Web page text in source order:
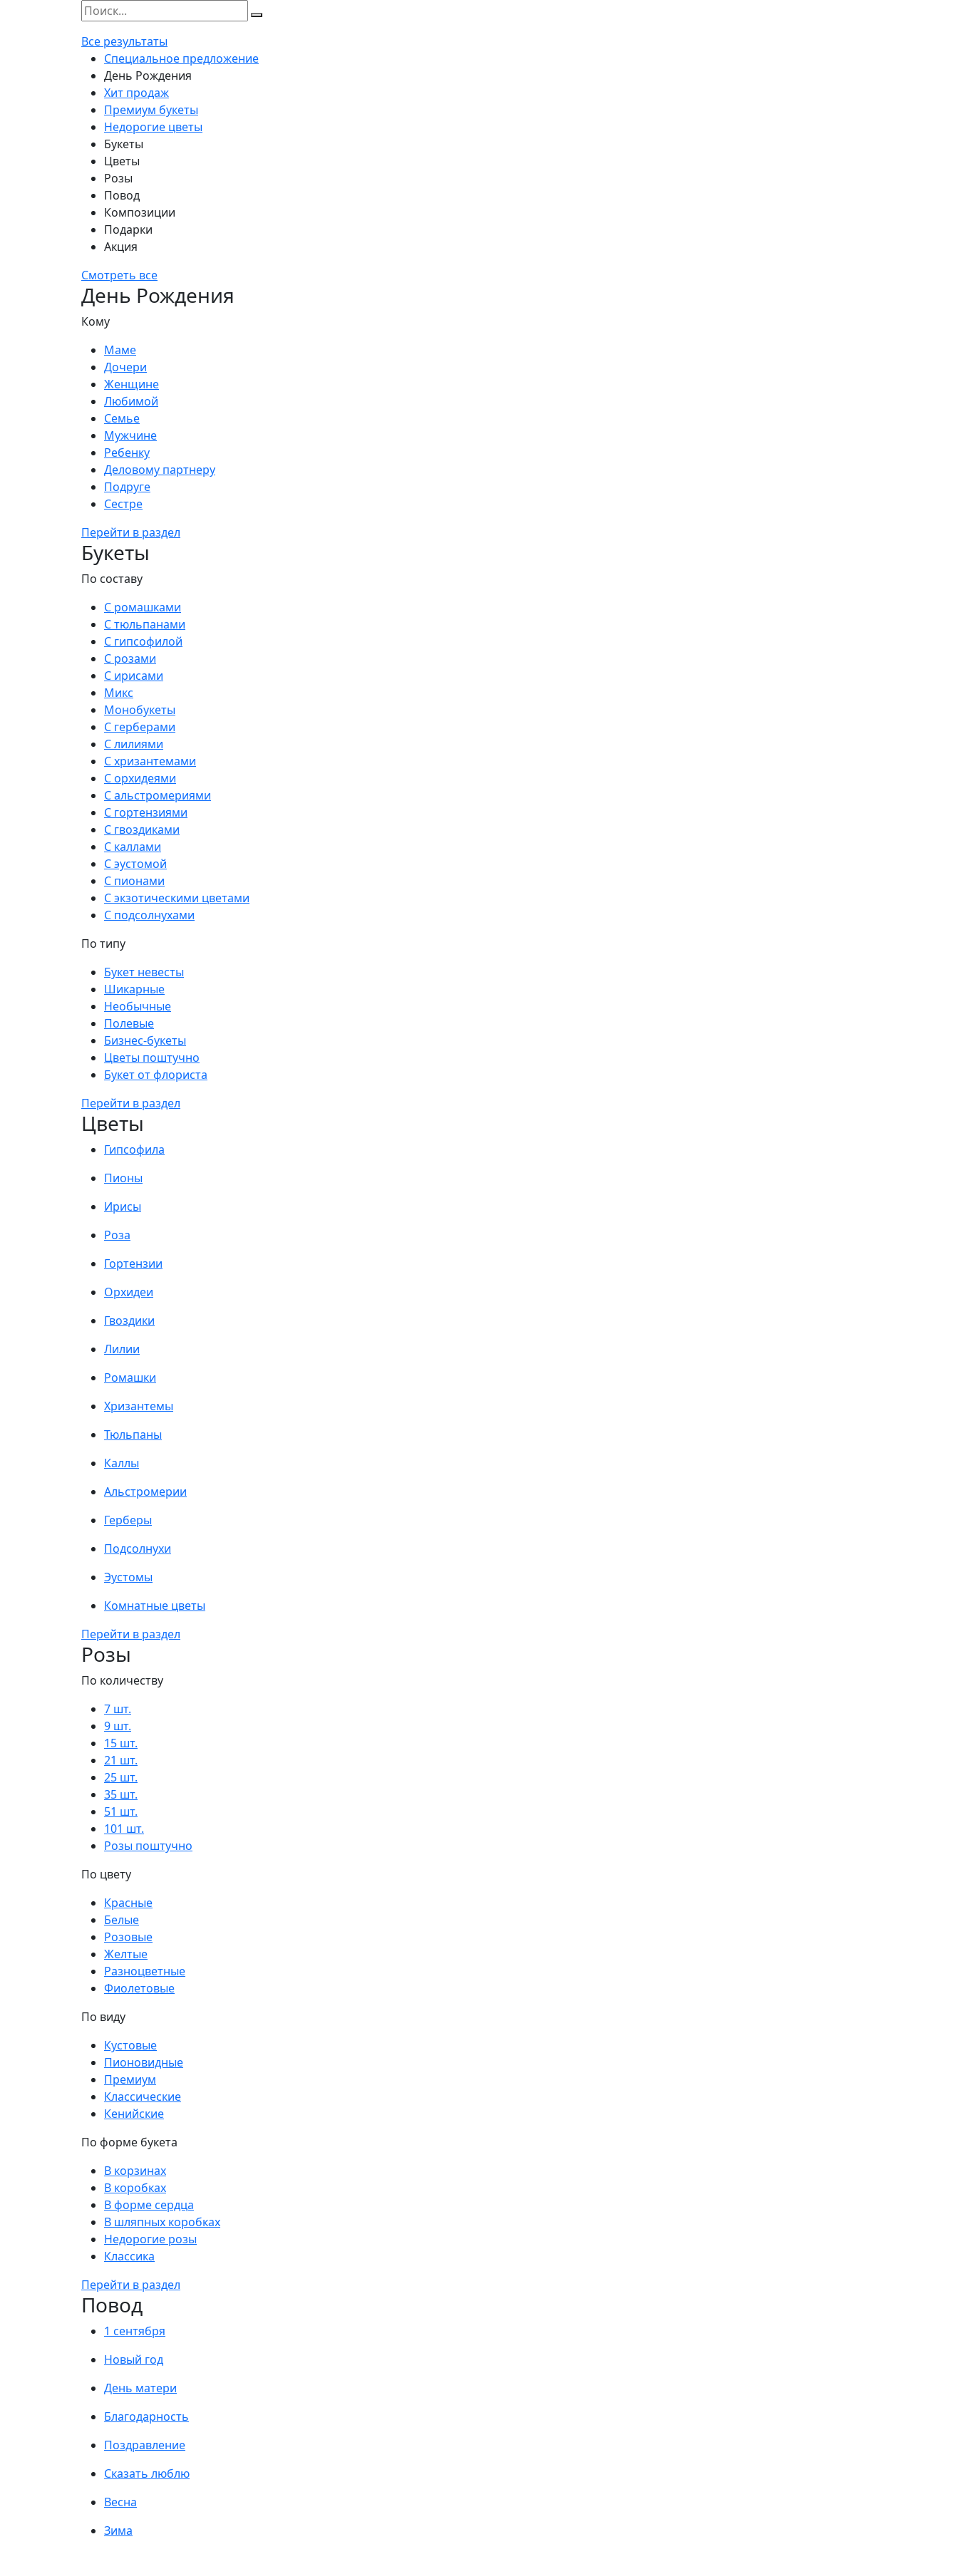
Все результаты
Специальное предложение
День Рождения
Хит продаж
Премиум букеты
Недорогие цветы
Букеты
Цветы
Розы
Повод
Композиции
Подарки
Акция
Смотреть все
День Рождения
Кому
Маме
Дочери
Женщине
Любимой
Семье
Мужчине
Ребенку
Деловому партнеру
Подруге
Сестре
Перейти в раздел
Букеты
По составу
С ромашками
С тюльпанами
С гипсофилой
С розами
С ирисами
Микс
Монобукеты
С герберами
С лилиями
С хризантемами
С орхидеями
С альстромериями
С гортензиями
С гвоздиками
С каллами
С эустомой
С пионами
С экзотическими цветами
С подсолнухами
По типу
Букет невесты
Шикарные
Необычные
Полевые
Бизнес-букеты
Цветы поштучно
Букет от флориста
Перейти в раздел
Цветы
Гипсофила
Пионы
Ирисы
Роза
Гортензии
Орхидеи
Гвоздики
Лилии
Ромашки
Хризантемы
Тюльпаны
Каллы
Альстромерии
Герберы
Подсолнухи
Эустомы
Комнатные цветы
Перейти в раздел
Розы
По количеству
7 шт.
9 шт.
15 шт.
21 шт.
25 шт.
35 шт.
51 шт.
101 шт.
Розы поштучно
По цвету
Красные
Белые
Розовые
Желтые
Разноцветные
Фиолетовые
По виду
Кустовые
Пионовидные
Премиум
Классические
Кенийские
По форме букета
В корзинах
В коробках
В форме сердца
В шляпных коробках
Недорогие розы
Классика
Перейти в раздел
Повод
1 сентября
Новый год
День матери
Благодарность
Поздравление
Сказать люблю
Весна
Зима